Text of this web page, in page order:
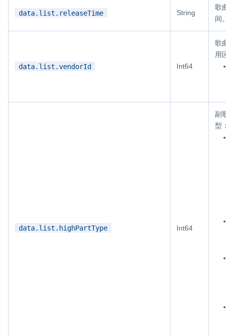
data.list.releaseTime String
歌
间
data.list.vendorId Int64
歌
用
data.list.highPartType Int64
副
型